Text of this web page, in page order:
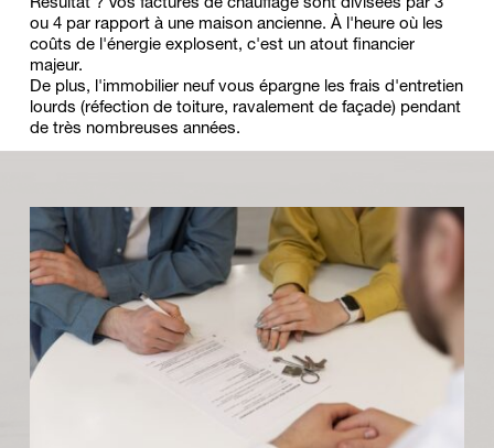
Résultat ? Vos factures de chauffage sont divisées par 3
ou 4 par rapport à une maison ancienne. À l'heure où les
coûts de l'énergie explosent, c'est un atout financier
majeur.
De plus, l'immobilier neuf vous épargne les frais d'entretien
lourds (réfection de toiture, ravalement de façade) pendant
de très nombreuses années.